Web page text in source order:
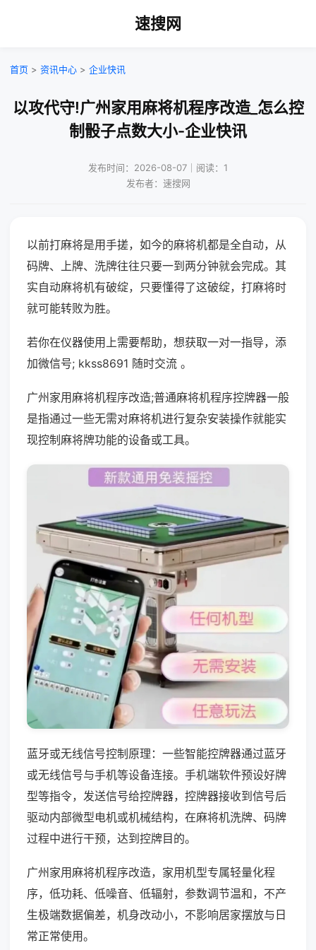
速搜网
首页 > 资讯中心 > 企业快讯
以攻代守!广州家用麻将机程序改造_怎么控
制骰子点数大小-企业快讯
发布时间：2026-08-07｜阅读：1
发布者：速搜网
以前打麻将是用手搓，如今的麻将机都是全自动，从
码牌、上牌、洗牌往往只要一到两分钟就会完成。其
实自动麻将机有破绽，只要懂得了这破绽，打麻将时
就可能转败为胜。
若你在仪器使用上需要帮助，想获取一对一指导，添
加微信号; kkss8691 随时交流 。
广州家用麻将机程序改造;普通麻将机程序控牌器一般
是指通过一些无需对麻将机进行复杂安装操作就能实
现控制麻将牌功能的设备或工具。
蓝牙或无线信号控制原理：一些智能控牌器通过蓝牙
或无线信号与手机等设备连接。手机端软件预设好牌
型等指令，发送信号给控牌器，控牌器接收到信号后
驱动内部微型电机或机械结构，在麻将机洗牌、码牌
过程中进行干预，达到控牌目的。
广州家用麻将机程序改造，家用机型专属轻量化程
序，低功耗、低噪音、低辐射，参数调节温和，不产
生极端数据偏差，机身改动小，不影响居家摆放与日
常正常使用。